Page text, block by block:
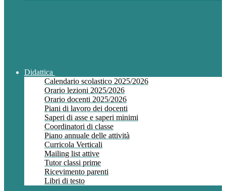
Didattica
Calendario scolastico 2025/2026
Orario lezioni 2025/2026
Orario docenti 2025/2026
Piani di lavoro dei docenti
Saperi di asse e saperi minimi
Coordinatori di classe
Piano annuale delle attività
Curricola Verticali
Mailing list attive
Tutor classi prime
Ricevimento parenti
Libri di testo